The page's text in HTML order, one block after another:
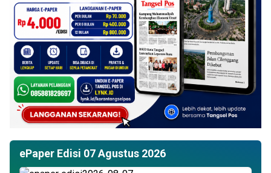
ePaper Edisi 07 Agustus 2026